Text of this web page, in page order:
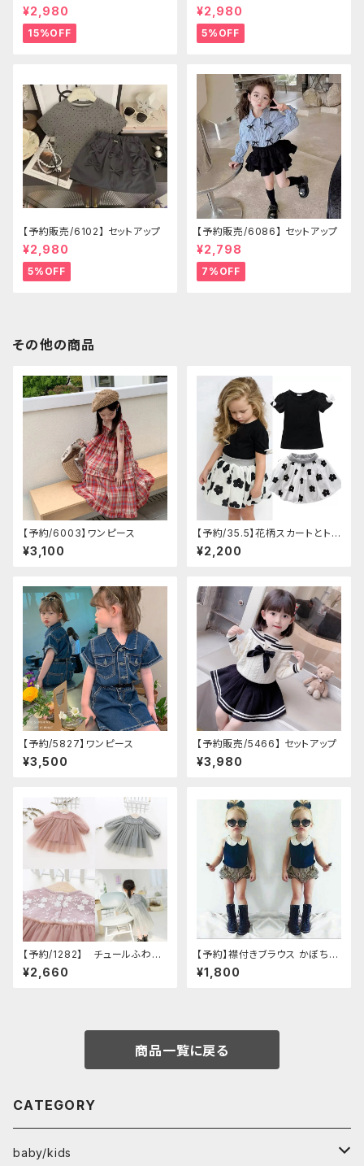
¥2,980
15%OFF
¥2,980
5%OFF
【予約販売/6102】 セットアップ
¥2,980
5%OFF
【予約販売/6086】 セットアップ
¥2,798
7%OFF
その他の商品
【予約/6003】ワンピース
¥3,100
【予約/35.5】花柄スカートとトッ
プスセットアップ
¥2,200
【予約/5827】ワンピース
¥3,500
【予約販売/5466】 セットアップ
¥3,980
【予約/1282】 チュールふわふ
わワンピース
¥2,660
【予約】襟付きブラウス かぼちゃ
パンツ セットアップ
¥1,800
商品一覧に戻る
CATEGORY
baby/kids